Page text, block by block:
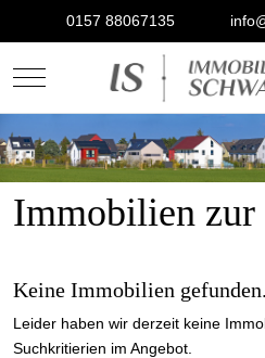
0157 88067135
Mobile Menu Toggle
Immobilien zur
Keine Immobilien gefunden.
Leider haben wir derzeit keine
Suchkritierien im Angebot.